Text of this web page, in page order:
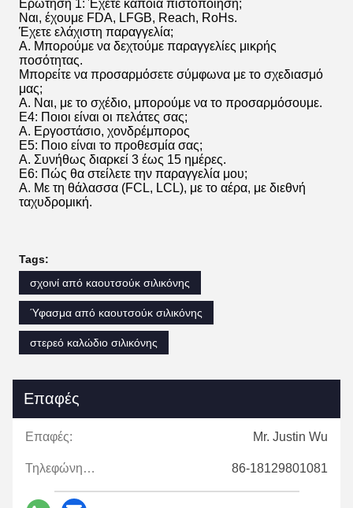
Ερώτηση 1: Έχετε κάποια πιστοποίηση;
Ναι, έχουμε FDA, LFGB, Reach, RoHs.
Έχετε ελάχιστη παραγγελία;
Α. Μπορούμε να δεχτούμε παραγγελίες μικρής
ποσότητας.
Μπορείτε να προσαρμόσετε σύμφωνα με το σχεδιασμό
μας;
Α. Ναι, με το σχέδιο, μπορούμε να το προσαρμόσουμε.
Ε4: Ποιοι είναι οι πελάτες σας;
Α. Εργοστάσιο, χονδρέμπορος
Ε5: Ποιο είναι το προθεσμία σας;
Α. Συνήθως διαρκεί 3 έως 15 ημέρες.
Ε6: Πώς θα στείλετε την παραγγελία μου;
Α. Με τη θάλασσα (FCL, LCL), με το αέρα, με διεθνή
ταχυδρομική.
Tags:
σχοινί από καουτσούκ σιλικόνης
Ύφασμα από καουτσούκ σιλικόνης
στερεό καλώδιο σιλικόνης
Επαφές
Επαφές: Mr. Justin Wu
Τηλεφώνημα: 86-18129801081